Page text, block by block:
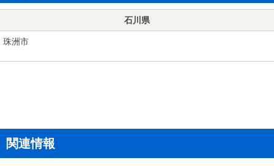
石川県
珠洲市
関連情報